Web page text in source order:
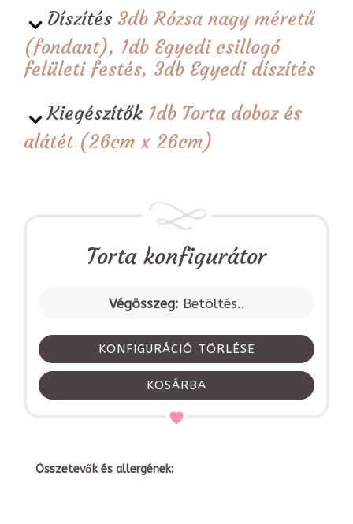
Díszítés 3db Rózsa nagy méretű
(fondant), 1db Egyedi csillogó
felületi festés, 3db Egyedi díszítés
Kiegészítők 1db Torta doboz és
alátét (26cm x 26cm)
Torta konfigurátor
Végösszeg: Betöltés..
KONFIGURÁCIÓ TÖRLÉSE
KOSÁRBA
Összetevők és allergének: